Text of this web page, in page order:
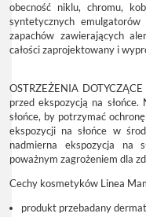
obecność niklu, chromu,
syntetycznych emulgatorów
zapachów zawierających
całości zaprojektowany i
OSTRZEŻENIA
przed ekspozycją na
słońce, by potrzymać
ekspozycji na słońce w
nadmierna ekspozycja na
poważnym zagrożeniem dla
Cechy kosmetyków Linea
produkt przebadany